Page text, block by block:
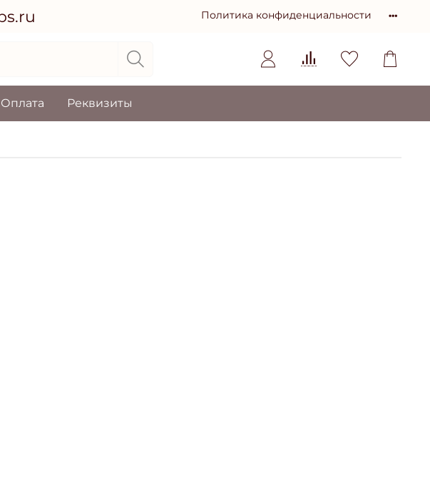
Политика конфиденциальности
Оплата Реквизиты